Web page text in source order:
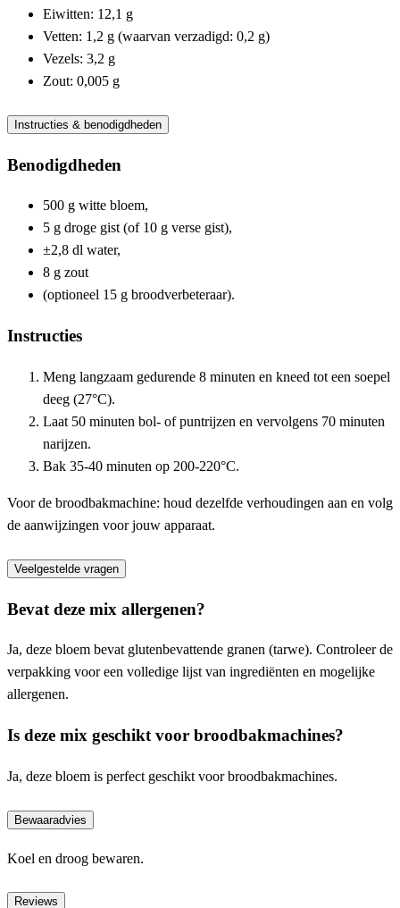
Eiwitten: 12,1 g
Vetten: 1,2 g (waarvan verzadigd: 0,2 g)
Vezels: 3,2 g
Zout: 0,005 g
Instructies & benodigdheden
Benodigdheden
500 g witte bloem,
5 g droge gist (of 10 g verse gist),
±2,8 dl water,
8 g zout
(optioneel 15 g broodverbeteraar).
Instructies
Meng langzaam gedurende 8 minuten en kneed tot een soepel
deeg (27°C).
Laat 50 minuten bol- of puntrijzen en vervolgens 70 minuten
narijzen.
Bak 35-40 minuten op 200-220°C.
Voor de broodbakmachine: houd dezelfde verhoudingen aan en volg
de aanwijzingen voor jouw apparaat.
Veelgestelde vragen
Bevat deze mix allergenen?
Ja, deze bloem bevat glutenbevattende granen (tarwe). Controleer de
verpakking voor een volledige lijst van ingrediënten en mogelijke
allergenen.
Is deze mix geschikt voor broodbakmachines?
Ja, deze bloem is perfect geschikt voor broodbakmachines.
Bewaaradvies
Koel en droog bewaren.
Reviews